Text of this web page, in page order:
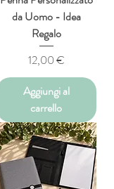
da Uomo - Idea
Regalo
Prezzo
12,00 €
Aggiungi al
carrello